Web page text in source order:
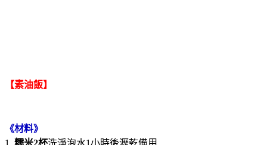
【素油飯】
《材料》
1. 糯米2杯洗淨泡水1小時後瀝乾備用